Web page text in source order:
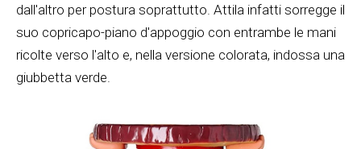
dall'altro per postura soprattutto. Attila infatti sorregge il
suo copricapo-piano d'appoggio con entrambe le mani
ricolte verso l'alto e, nella versione colorata, indossa una
giubbetta verde.